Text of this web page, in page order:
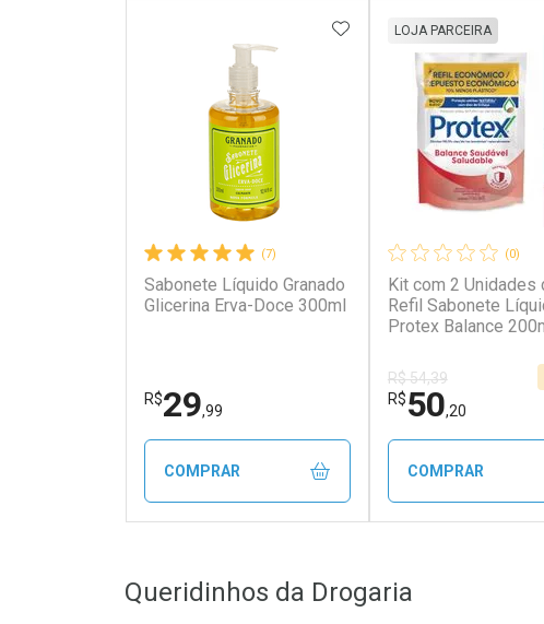
(7)
Sabonete Líquido Granado
Glicerina Erva-Doce 300ml
R$29,99
ADICIONAR AOS
COMPRAR
Laboratório
Por Menos
(0)
Kit com 2 Unidades
Refil Sabonete
Protex Balance
LOJA PARCEIRA
R$ 54,39
R$50,20
COMPRAR
Laboratório
Por Menos
Queridinhos da Drogaria